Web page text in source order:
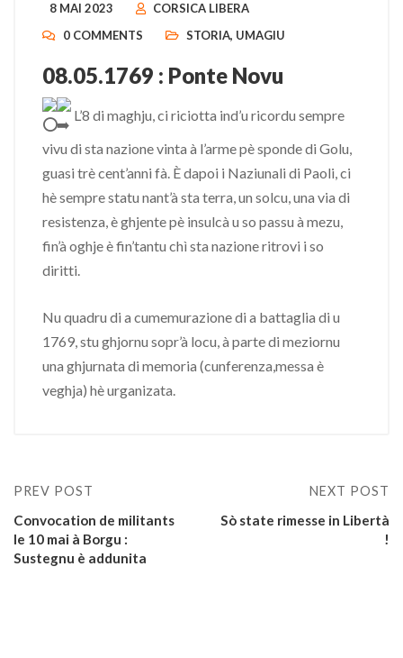
8 MAI 2023
CORSICA LIBERA
0 COMMENTS
STORIA, UMAGIU
08.05.1769 : Ponte Novu
L’8 di maghju, ci riciotta ind’u ricordu sempre
vivu di sta nazione vinta à l’arme pè sponde di Golu,
guasi trè cent’anni fà. È dapoi i Naziunali di Paoli, ci
hè sempre statu nant’à sta terra, un solcu, una via di
resistenza, è ghjente pè insulcà u so passu à mezu,
fin’à oghje è fin’tantu chì sta nazione ritrovi i so
diritti.
Nu quadru di a cumemurazione di a battaglia di u
1769, stu ghjornu sopr’à locu, à parte di meziornu
una ghjurnata di memoria (cunferenza,messa è
veghja) hè urganizata.
PREV POST
Convocation de militants
le 10 mai à Borgu :
Sustegnu è addunita
NEXT POST
Sò state rimesse in Libertà
!